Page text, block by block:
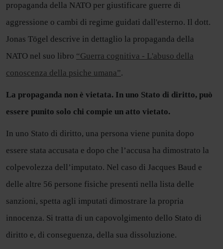
propaganda della NATO per giustificare guerre di
aggressione o cambi di regime guidati dall'esterno. Il dott.
Jonas Tögel descrive in dettaglio la propaganda della
NATO nel suo libro “Guerra cognitiva - L'abuso della
conoscenza della psiche umana”.
La propaganda non è vietata. In uno Stato di diritto, può
essere punito solo chi compie un atto vietato.
In uno Stato di diritto, una persona viene punita dopo
essere stata accusata e dopo che l’accusa ha dimostrato la
colpevolezza dell’imputato. Nel caso di Jacques Baud e
delle altre 56 persone fisiche presenti nella lista delle
sanzioni, spetta agli imputati dimostrare la propria
innocenza. Si tratta di un capovolgimento dello Stato di
diritto e, di conseguenza, della sua dissoluzione.